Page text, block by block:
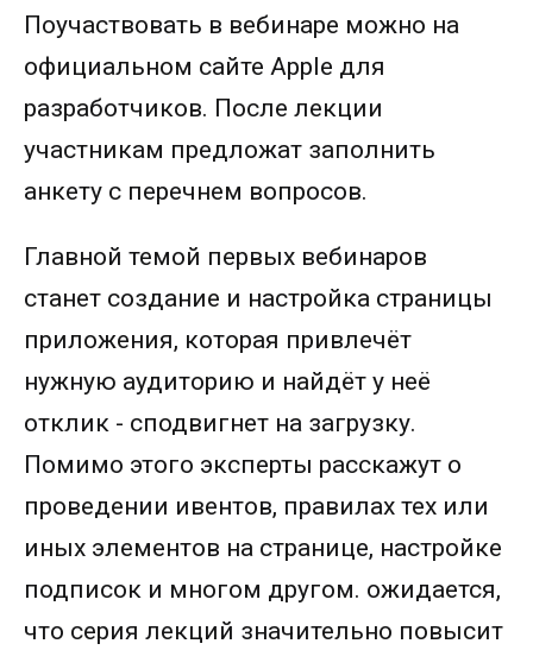
Поучаствовать в вебинаре можно на
официальном сайте Apple для
разработчиков. После лекции
участникам предложат заполнить
анкету с перечнем вопросов.
Главной темой первых вебинаров
станет создание и настройка страницы
приложения, которая привлечёт
нужную аудиторию и найдёт у неё
отклик - сподвигнет на загрузку.
Помимо этого эксперты расскажут о
проведении ивентов, правилах тех или
иных элементов на странице, настройке
подписок и многом другом. ожидается,
что серия лекций значительно повысит